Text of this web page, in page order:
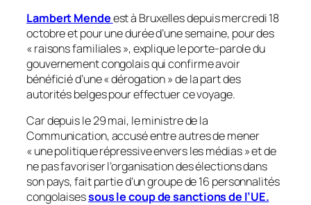
Lambert Mendeest à Bruxelles depuis mercredi 18
octobre et pour une durée d’une semaine, pour des
«raisons familiales», explique le porte-parole du
gouvernement congolais qui confirme avoir
bénéficié d’une «dérogation» de la part des
autorités belges pour effectuer ce voyage.
Car depuis le 29 mai, le ministre de la
Communication, accusé entre autres de mener
«une politique répressive envers les médias» et de
ne pas favoriser l’organisation des élections dans
son pays, fait partie d’un groupe de 16 personnalités
congolaisessous le coup de sanctions de l’UE.